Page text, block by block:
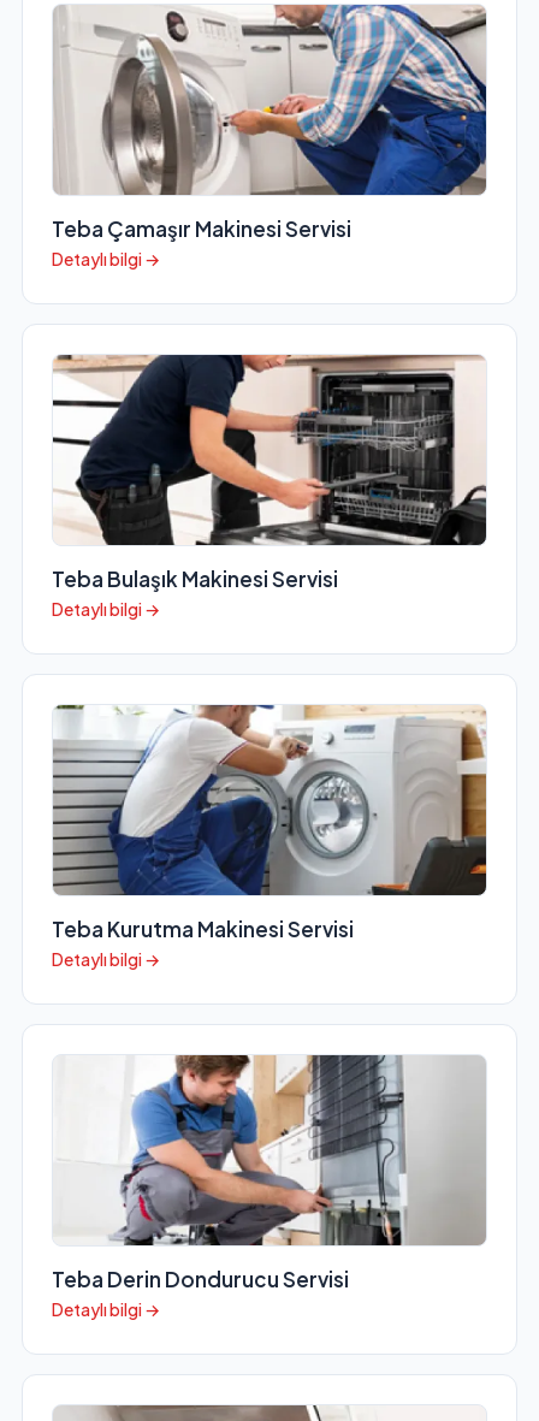
Teba Çamaşır Makinesi Servisi
Detaylı bilgi →
Teba Bulaşık Makinesi Servisi
Detaylı bilgi →
Teba Kurutma Makinesi Servisi
Detaylı bilgi →
Teba Derin Dondurucu Servisi
Detaylı bilgi →